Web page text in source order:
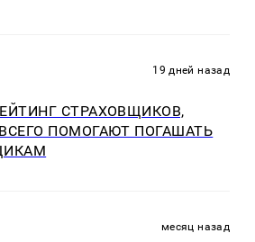
19 дней назад
СТРАХОВЩИКОВ,
ПОМОГАЮТ ПОГАШАТЬ
месяц назад